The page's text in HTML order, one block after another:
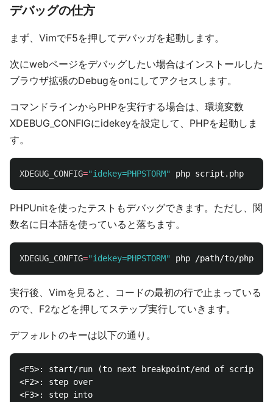
デバッグの仕方
まず、VimでF5を押してデバッガを起動します。
次にwebページをデバッグしたい場合はインストールした
ブラウザ拡張のDebugをonにしてアクセスします。
コマンドラインからPHPを実行する場合は、環境変数
XDEBUG_CONFIGにidekeyを設定して、PHPを起動しま
す。
XDEGUG_CONFIG="idekey=PHPSTORM"
PHPUnitを使ったテストもデバッグできます。ただし、関
数名に日本語を使っていると落ちます。
XDEGUG_CONFIG="idekey=PHPSTORM"
実行後、Vimを見ると、コードの最初の行で止まっている
ので、F2などを押してステップ実行していきます。
デフォルトのキーは以下の通り。
<F5>: start/run (to next breakpoint/end of script)
<F2>: step over
<F3>: step into